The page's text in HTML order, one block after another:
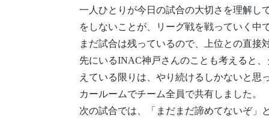
一人ひとりが今日の試合の大切さを理解し
をしないことが、リーグ戦を戦っていく中
まだ試合は残っているので、上位との直
先にいるINAC神戸さんのことも考えると
えている限りは、やり続けるしかないと思
カールームでチーム全員で共有しました。
次の試合では、「まだまだ諦めてないぞ」